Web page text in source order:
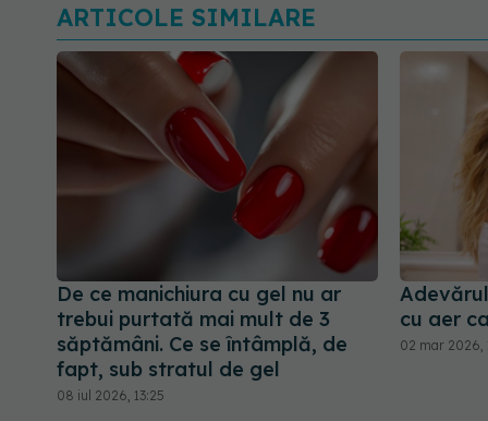
ARTICOLE SIMILARE
De ce manichiura cu gel nu ar
trebui purtată mai mult de 3
săptămâni. Ce se întâmplă, de
fapt, sub stratul de gel
08 iul 2026, 13:25
cu aer
02 mar 2026,